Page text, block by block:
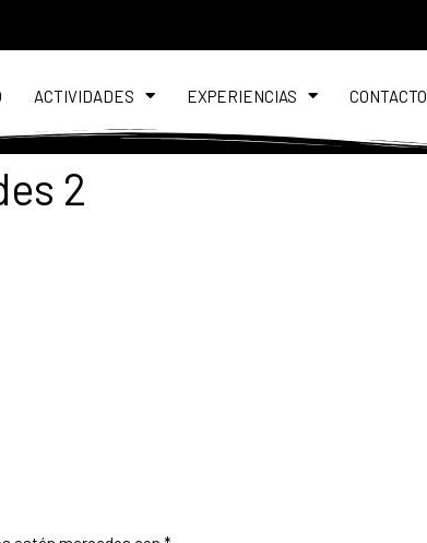
ACTIVIDADES EXPERIENCIAS CONTACTO
2